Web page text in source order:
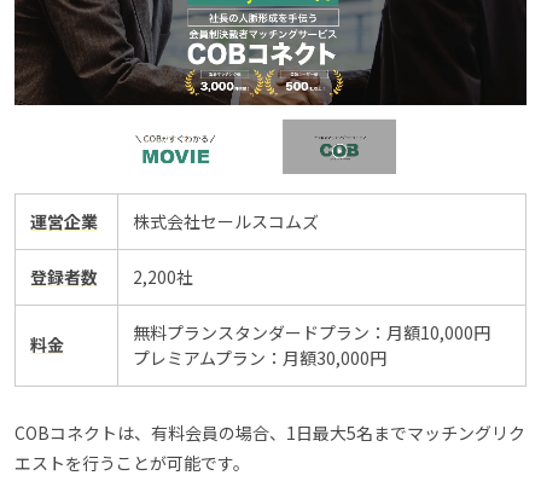
運営企業 株式会社セールスコムズ
登録者数 2,200社
料金
無料プランスタンダードプラン：月額10,000円
プレミアムプラン：月額30,000円
COBコネクトは、有料会員の場合、1日最大5名までマッチングリク
エストを行うことが可能です。